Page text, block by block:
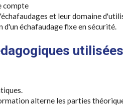
compte
et leur domaine
échafaudage fixe en sécurité.
utilisées
alterne les parties